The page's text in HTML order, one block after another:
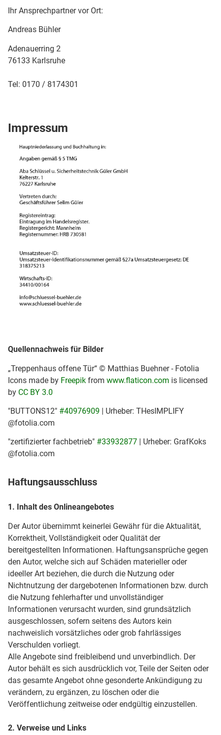
Ihr Ansprechpartner vor Ort:
Andreas Bühler
Adenauerring 2
76133 Karlsruhe
Tel: 0170 / 8174301
Impressum
Quellennachweis für Bilder
„Treppenhaus offene Tür“ © Matthias Buehner - Fotolia
Icons made by Freepik from www.flaticon.com is licensed
by CC BY 3.0
"BUTTONS12" #40976909 | Urheber: THesIMPLIFY
@fotolia.com
"zertifizierter fachbetrieb" #33932877 | Urheber: GrafKoks
@fotolia.com
Haftungsausschluss
1. Inhalt des Onlineangebotes
Der Autor übernimmt keinerlei Gewähr für die Aktualität,
Korrektheit, Vollständigkeit oder Qualität der
bereitgestellten Informationen. Haftungsansprüche gegen
den Autor, welche sich auf Schäden materieller oder
ideeller Art beziehen, die durch die Nutzung oder
Nichtnutzung der dargebotenen Informationen bzw. durch
die Nutzung fehlerhafter und unvollständiger
Informationen verursacht wurden, sind grundsätzlich
ausgeschlossen, sofern seitens des Autors kein
nachweislich vorsätzliches oder grob fahrlässiges
Verschulden vorliegt.
Alle Angebote sind freibleibend und unverbindlich. Der
Autor behält es sich ausdrücklich vor, Teile der Seiten oder
das gesamte Angebot ohne gesonderte Ankündigung zu
verändern, zu ergänzen, zu löschen oder die
Veröffentlichung zeitweise oder endgültig einzustellen.
2. Verweise und Links